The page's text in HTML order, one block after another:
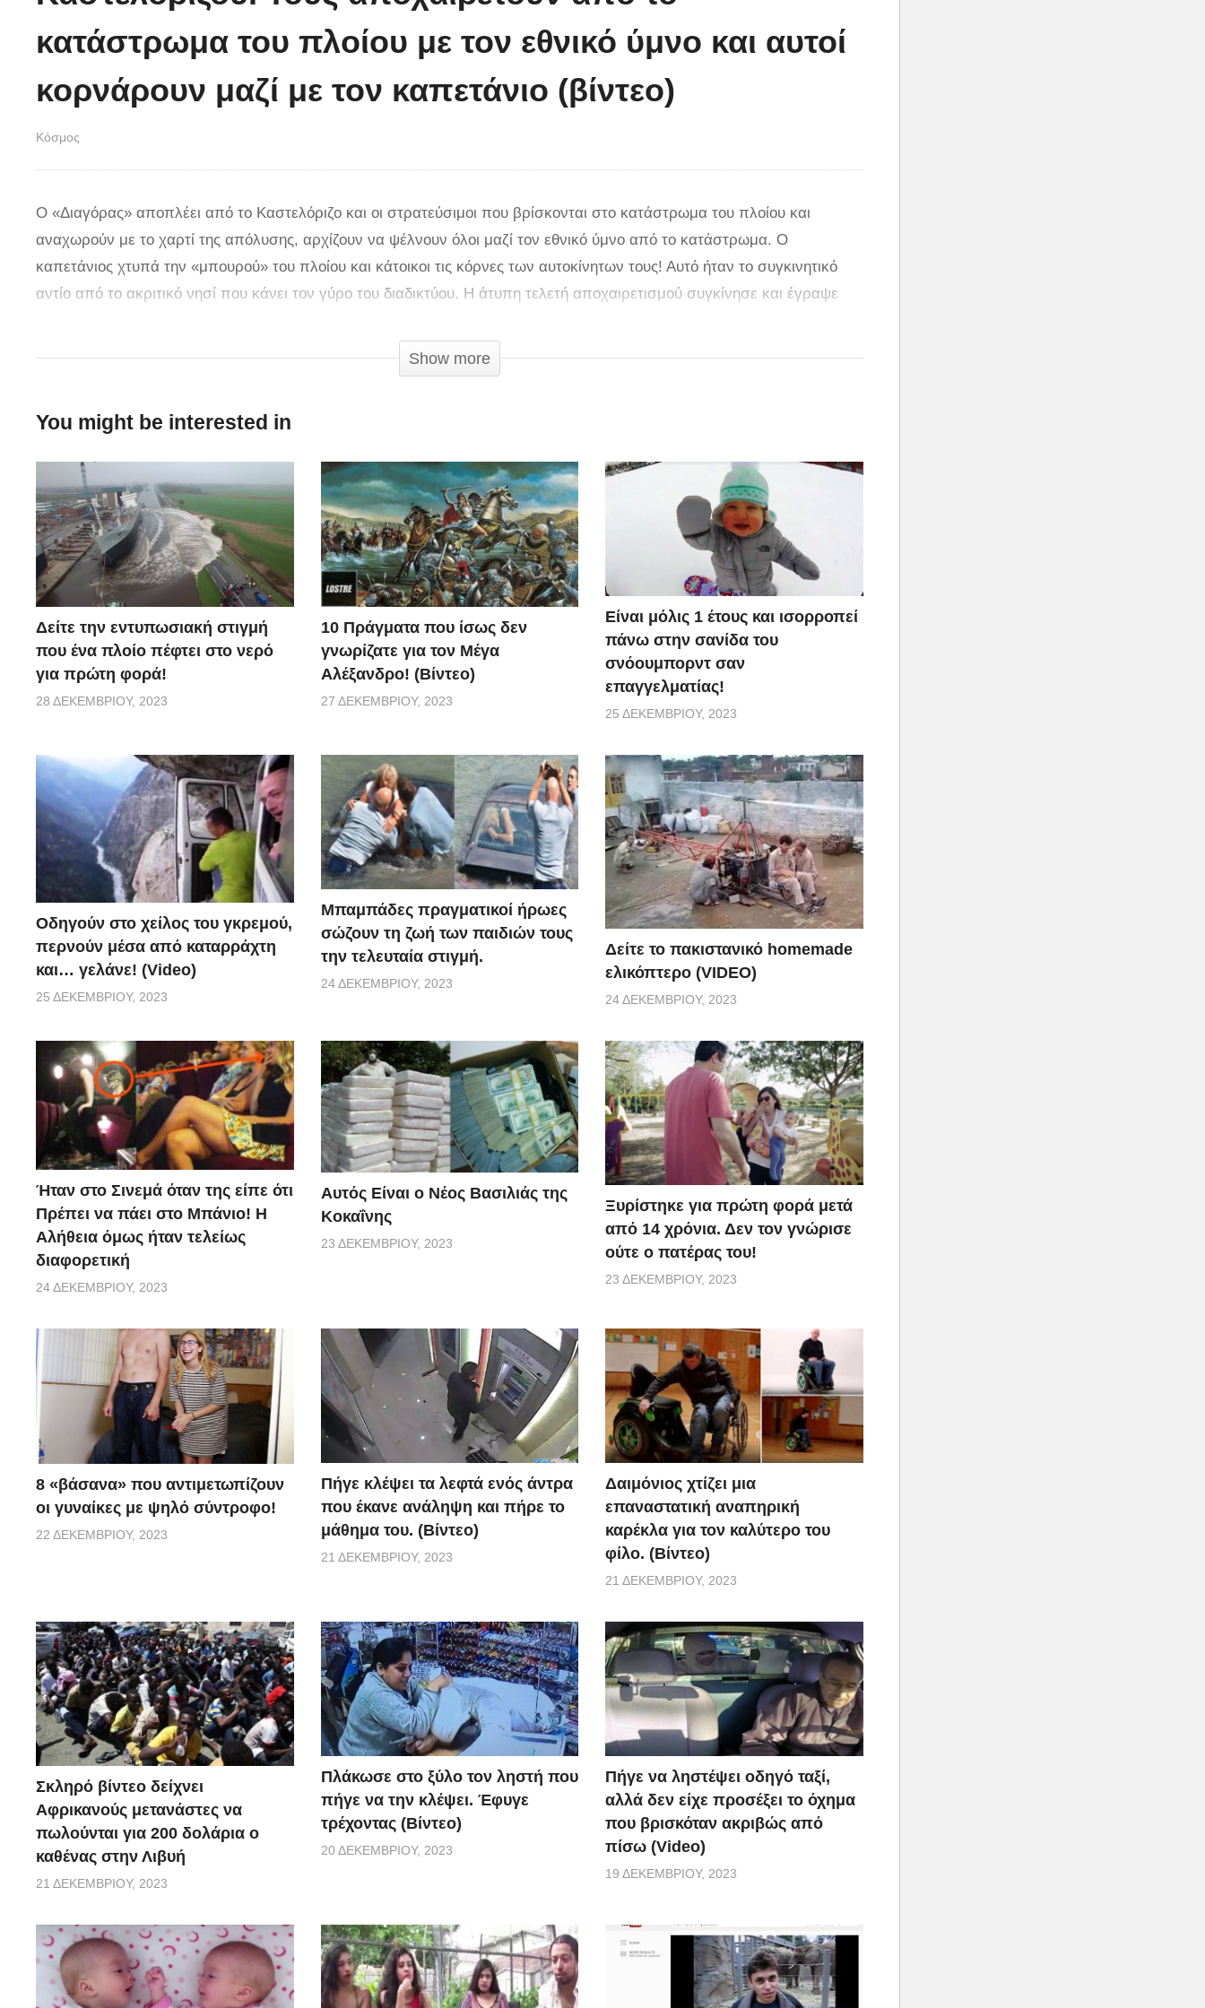
κατάστρωμα του πλοίου με τον εθνικό ύμνο και αυτοί
κορνάρουν μαζί με τον καπετάνιο (βίντεο)
Κόσμος
Ο «Διαγόρας» αποπλέει από το Καστελόριζο και οι στρατεύσιμοι που βρίσκονται στο κατάστρωμα του πλοίου και
αναχωρούν με το χαρτί της απόλυσης, αρχίζουν να ψέλνουν όλοι μαζί τον εθνικό ύμνο από το κατάστρωμα. Ο
καπετάνιος χτυπά την «μπουρού» του πλοίου και κάτοικοι τις κόρνες των αυτοκίνητων τους! Αυτό ήταν το συγκινητικό
αντίο από το ακριτικό νησί που κάνει τον γύρο του διαδικτύου. Η άτυπη τελετή αποχαιρετισμού συγκίνησε και έγραψε
Show more
You might be interested in
Δείτε την εντυπωσιακή στιγμή
που ένα πλοίο πέφτει στο νερό
για πρώτη φορά!
28 ΔΕΚΕΜΒΡΊΟΥ, 2023
10 Πράγματα που ίσως δεν
γνωρίζατε για τον Μέγα
Αλέξανδρο! (Βίντεο)
27 ΔΕΚΕΜΒΡΊΟΥ, 2023
Είναι μόλις 1 έτους και ισορροπεί
πάνω στην σανίδα του
σνόουμπορντ σαν
επαγγελματίας!
25 ΔΕΚΕΜΒΡΊΟΥ, 2023
Οδηγούν στο χείλος του γκρεμού,
περνούν μέσα από καταρράχτη
και… γελάνε! (Video)
25 ΔΕΚΕΜΒΡΊΟΥ, 2023
Μπαμπάδες πραγματικοί ήρωες
σώζουν τη ζωή των παιδιών τους
την τελευταία στιγμή.
24 ΔΕΚΕΜΒΡΊΟΥ, 2023
Δείτε το πακιστανικό homemade
ελικόπτερο (VIDEO)
24 ΔΕΚΕΜΒΡΊΟΥ, 2023
Ήταν στο Σινεμά όταν της είπε ότι
Πρέπει να πάει στο Μπάνιο! Η
Αλήθεια όμως ήταν τελείως
διαφορετική
24 ΔΕΚΕΜΒΡΊΟΥ, 2023
Αυτός Είναι ο Νέος Βασιλιάς της
Κοκαΐνης
23 ΔΕΚΕΜΒΡΊΟΥ, 2023
Ξυρίστηκε για πρώτη φορά μετά
από 14 χρόνια. Δεν τον γνώρισε
ούτε ο πατέρας του!
23 ΔΕΚΕΜΒΡΊΟΥ, 2023
8 «βάσανα» που αντιμετωπίζουν
οι γυναίκες με ψηλό σύντροφο!
22 ΔΕΚΕΜΒΡΊΟΥ, 2023
Πήγε κλέψει τα λεφτά ενός άντρα
που έκανε ανάληψη και πήρε το
μάθημα του. (Βίντεο)
21 ΔΕΚΕΜΒΡΊΟΥ, 2023
Δαιμόνιος χτίζει μια
επαναστατική αναπηρική
καρέκλα για τον καλύτερο του
φίλο. (Βίντεο)
21 ΔΕΚΕΜΒΡΊΟΥ, 2023
Σκληρό βίντεο δείχνει
Αφρικανούς μετανάστες να
πωλούνται για 200 δολάρια ο
καθένας στην Λιβυή
21 ΔΕΚΕΜΒΡΊΟΥ, 2023
Πλάκωσε στο ξύλο τον ληστή που
πήγε να την κλέψει. Έφυγε
τρέχοντας (Βίντεο)
20 ΔΕΚΕΜΒΡΊΟΥ, 2023
Πήγε να ληστέψει οδηγό ταξί,
αλλά δεν είχε προσέξει το όχημα
που βρισκόταν ακριβώς από
πίσω (Video)
19 ΔΕΚΕΜΒΡΊΟΥ, 2023